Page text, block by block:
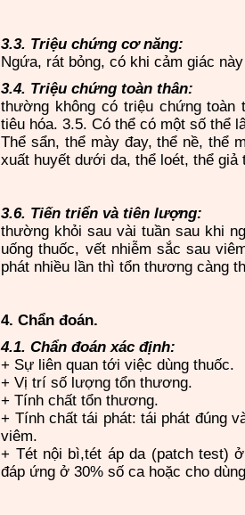
3.3. Triệu chứng cơ năng:
Ngứa, rát bỏng, có khi cảm giác
3.4. Triệu chứng toàn thân:
thường không có triệu chứng toàn
tiêu hóa. 3.5. Có thể có một số thể
Thể sẩn, thể mày đay, thể nề, thể
xuất huyết dưới da, thể loét, thể giả
3.6. Tiến triển và tiên lượng:
thường khỏi sau vài tuần sau khi
uống thuốc, vết nhiễm sắc sau
phát nhiều lần thì tổn thương càng
4. Chẩn đoán.
4.1. Chẩn đoán xác định:
+ Sự liên quan tới việc dùng thuốc.
+ Vị trí số lượng tổn thương.
+ Tính chất tổn thương.
+ Tính chất tái phát: tái phát đúng
viêm.
+ Tét nội bì,tét áp da (patch test)
đáp ứng ở 30% số ca hoặc cho